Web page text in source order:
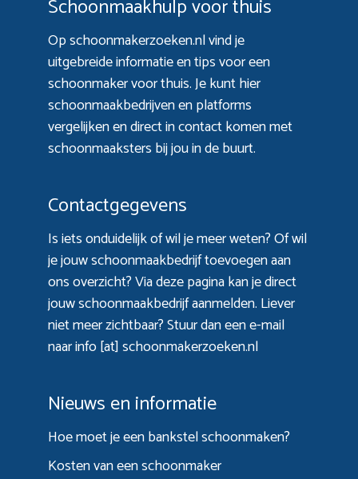
Schoonmaakhulp voor thuis
Op schoonmakerzoeken.nl vind je
uitgebreide informatie en tips voor een
schoonmaker voor thuis. Je kunt hier
schoonmaakbedrijven en platforms
vergelijken en direct in contact komen met
schoonmaaksters bij jou in de buurt.
Contactgegevens
Is iets onduidelijk of wil je meer weten? Of wil
je jouw schoonmaakbedrijf toevoegen aan
ons overzicht? Viadeze paginakan je direct
jouw schoonmaakbedrijf aanmelden. Liever
niet meer zichtbaar? Stuur dan een e-mail
naar info [at] schoonmakerzoeken.nl
Nieuws en informatie
Hoe moet je een bankstel schoonmaken?
Kosten van een schoonmaker